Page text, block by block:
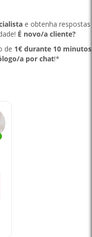
e obtenha respostas
É novo/a cliente?
de 1€ durante 10 minutos
a por chat!*